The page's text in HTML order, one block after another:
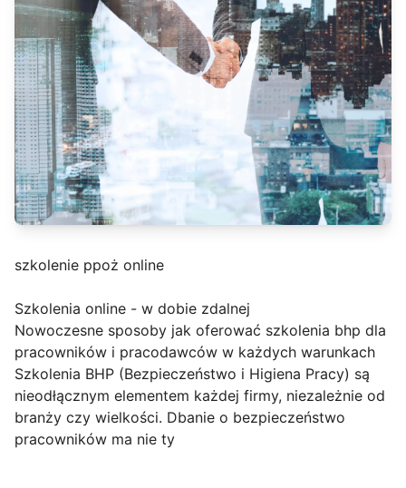
szkolenie ppoż online
Szkolenia online - w dobie zdalnej
Nowoczesne sposoby jak oferować szkolenia bhp dla
pracowników i pracodawców w każdych warunkach
Szkolenia BHP (Bezpieczeństwo i Higiena Pracy) są
nieodłącznym elementem każdej firmy, niezależnie od
branży czy wielkości. Dbanie o bezpieczeństwo
pracowników ma nie ty